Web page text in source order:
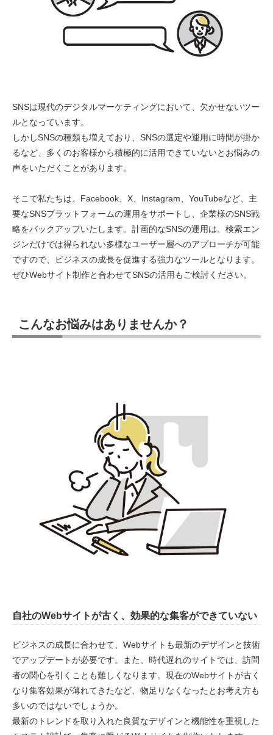
SNSは現代のデジタルマーケティングにおいて、欠かせないツー
ルとなっています。
しかしSNSの種類も増えており、SNSの選定や運用に時間が掛か
るなど、多くのお客様から積極的に活用できていないとお悩みの
声をいただくことがあります。
そこで私たちは、Facebook、X、Instagram、YouTubeなど、主
要なSNSプラットフォームの運用をサポートし、企業様のSNS戦
略をバックアップいたします。計画的なSNSの運用は、検索エン
ジンだけでは得られない多様なユーザー層へのアプローチが可能
ですので、ビジネスの成長を促進する強力なツールとなります。
ぜひWebサイト制作と合わせてSNSの活用もご検討ください。
こんなお悩みはありませんか？
自社のWebサイトが古く、効果的な集客ができていない
ビジネスの成長に合わせて、Webサイトも最新のデザインと技術
でアップデートが必要です。また、時代遅れのサイトでは、訪問
者の関心を引くことも難しくなります。現在のWebサイトが古く
なり集客効果が薄れてきたなど、物足りなくなったとお考え方も
多いのではないでしょうか。
最新のトレンドを取り入れた良質なデザインと機能性を重視した